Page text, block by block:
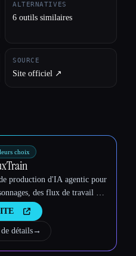
ALTERNATIVES
6 outils similaires
SOURCE
Site officiel ↗︎
choix
production d'IA agentic pour
des flux de travail et
cohérents
détails→